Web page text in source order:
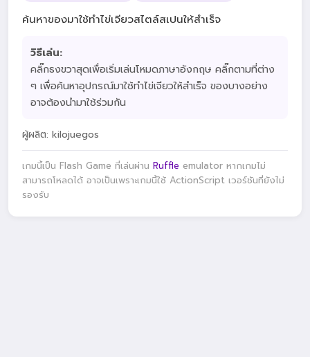
ค้นหาของมาใช้ทำไข่เจียวสไตล์สเปนให้สำเร็จ
วิธีเล่น:
คลิ๊กธงขวาสุดเพื่อเริ่มเล่นโหมดภาษาอังกฤษ คลิ๊กตามที่ต่าง
ๆ เพื่อค้นหาอุปกรณ์มาใช้ทำไข่เจียวให้สำเร็จ ของบางอย่าง
อาจต้องนำมาใช้ร่วมกัน
ผู้ผลิต: kilojuegos
เกมนี้เป็น Flash Game ที่เล่นผ่าน Ruffle emulator หากเกมไม่
สามารถโหลดได้ อาจเป็นเพราะเกมนี้ใช้ ActionScript เวอร์ชันที่ยังไม่
รองรับ